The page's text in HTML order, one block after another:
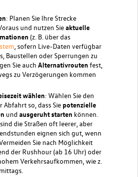
: Planen Sie Ihre Strecke
und nutzen Sieaktuelle
(z. B. über das
, sofern Live-Daten verfügbar
Baustellen oder Sperrungen zu
Sie auch Alternativrouten fest,
zu Verzögerungen kommen
wählen: Wählen Sie den
so, dass Sie potenzielle
und ausgeruht starten können.
die Straßen oft leerer, aber
eignen sich gut, wenn
Sie nach Möglichkeit
der Rushhour (ab 16 Uhr) oder
Verkehrsaufkommen, wie z.